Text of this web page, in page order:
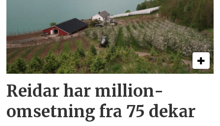
Reidar har million­
omsetning fra 75 dekar